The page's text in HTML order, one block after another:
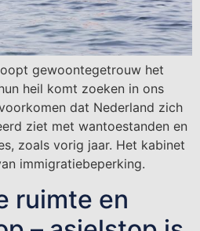
gewoontegetrouw het
heil komt zoeken in ons
dat Nederland zich
ziet met wantoestanden en
zoals vorig jaar. Het kabinet
immigratiebeperking.
ruimte en